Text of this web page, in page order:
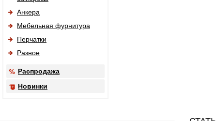
Анкера
Мебельная фурнитура
Перчатки
Разное
Распродажа
Новинки